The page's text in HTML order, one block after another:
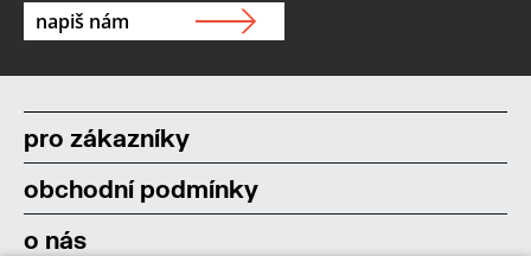
pro zákazníky
obchodní podmínky
o nás